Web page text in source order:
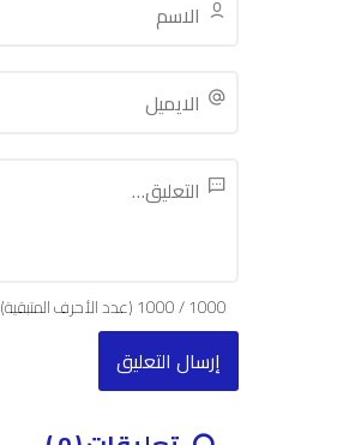
1000
/
1000(عدد الأحرف المتبقية)